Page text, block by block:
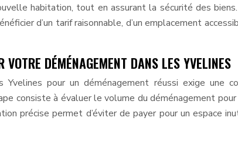
habitation, tout en assurant la sécurité des
d’un tarif raisonnable, d’un emplacement
DÉMÉNAGEMENT DANS LES YVELINES
pour un déménagement réussi exige une
consiste à évaluer le volume du déménagement
précise permet d’éviter de payer pour un espace